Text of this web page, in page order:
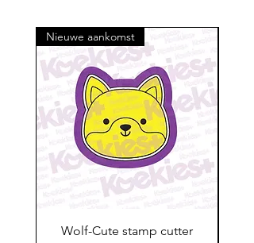
Nieuwe aankomst
Wolf-Cute stamp cutter